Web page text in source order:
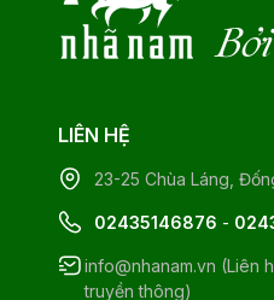
LIÊN HỆ
23-25 Chùa Láng,
02435146876 -
info@nhanam.vn (Liên
truyền thông)